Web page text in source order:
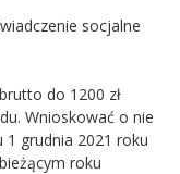
socjalne
do 1200 zł
Wnioskować o nie
grudnia 2021 roku
roku